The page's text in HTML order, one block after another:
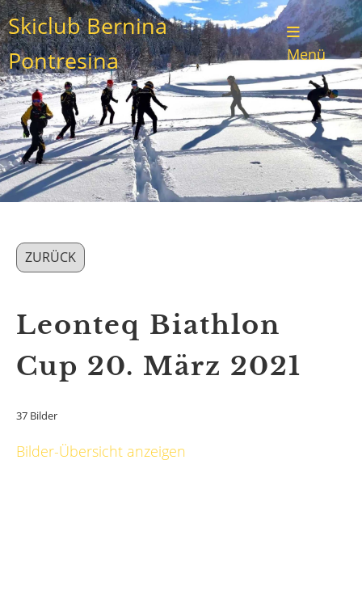
Skiclub Bernina
Pontresina
Menü
ZURÜCK
Leonteq Biathlon
Cup 20. März 2021
37 Bilder
Bilder-Übersicht anzeigen